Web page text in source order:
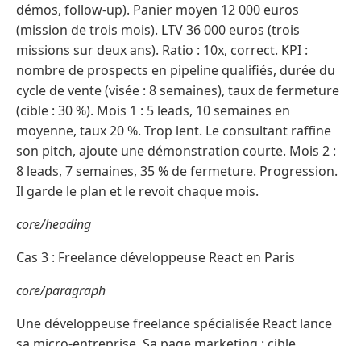
démos, follow-up). Panier moyen 12 000 euros
(mission de trois mois). LTV 36 000 euros (trois
missions sur deux ans). Ratio : 10x, correct. KPI :
nombre de prospects en pipeline qualifiés, durée du
cycle de vente (visée : 8 semaines), taux de fermeture
(cible : 30 %). Mois 1 : 5 leads, 10 semaines en
moyenne, taux 20 %. Trop lent. Le consultant raffine
son pitch, ajoute une démonstration courte. Mois 2 :
8 leads, 7 semaines, 35 % de fermeture. Progression.
Il garde le plan et le revoit chaque mois.
core/heading
Cas 3 : Freelance développeuse React en Paris
core/paragraph
Une développeuse freelance spécialisée React lance